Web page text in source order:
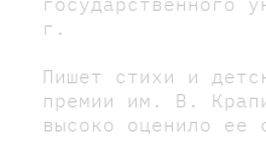
г.
Пишет стихи и
премии им. В.
высоко оценило ее